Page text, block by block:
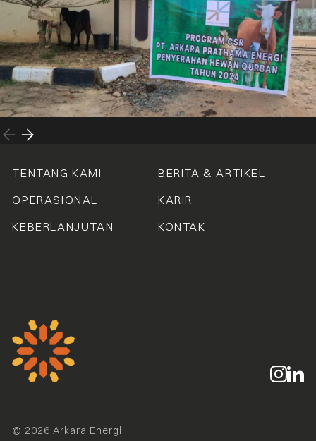
TENTANG KAMI
OPERASIONAL
KEBERLANJUTAN
BERITA & ARTIKEL
KARIR
KONTAK
© 2026 Arkara Energi.